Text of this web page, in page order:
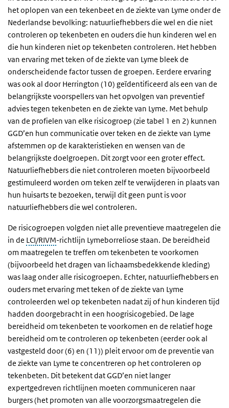
het oplopen van een tekenbeet en de ziekte van Lyme onder de
Nederlandse bevolking: natuurliefhebbers die wel en die niet
controleren op tekenbeten en ouders die hun kinderen wel en
die hun kinderen niet op tekenbeten controleren. Het hebben
van ervaring met teken of de ziekte van Lyme bleek de
onderscheidende factor tussen de groepen. Eerdere ervaring
was ook al door Herrington (10) geïdentificeerd als een van de
belangrijkste voorspellers van het opvolgen van preventief
advies tegen tekenbeten en de ziekte van Lyme. Met behulp
van de profielen van elke risicogroep (zie tabel 1 en 2) kunnen
GGD’en hun communicatie over teken en de ziekte van Lyme
afstemmen op de karakteristieken en wensen van de
belangrijkste doelgroepen. Dit zorgt voor een groter effect.
Natuurliefhebbers die niet controleren moeten bijvoorbeeld
gestimuleerd worden om teken zelf te verwijderen in plaats van
hun huisarts te bezoeken, terwijl dit geen punt is voor
natuurliefhebbers die wel controleren.
De risicogroepen volgden niet alle preventieve maatregelen die
in de LCI/RIVM-richtlijn Lymeborreliose staan. De bereidheid
om maatregelen te treffen om tekenbeten te voorkomen
(bijvoorbeeld het dragen van lichaamsbedekkende kleding)
was laag onder alle risicogroepen. Echter, natuurliefhebbers en
ouders met ervaring met teken of de ziekte van Lyme
controleerden wel op tekenbeten nadat zij of hun kinderen tijd
hadden doorgebracht in een hoogrisicogebied. De lage
bereidheid om tekenbeten te voorkomen en de relatief hoge
bereidheid om te controleren op tekenbeten (eerder ook al
vastgesteld door (6) en (11)) pleit ervoor om de preventie van
de ziekte van Lyme te concentreren op het controleren op
tekenbeten. Dit betekent dat GGD’en niet langer
expertgedreven richtlijnen moeten communiceren naar
burgers (het promoten van alle voorzorgsmaatregelen die